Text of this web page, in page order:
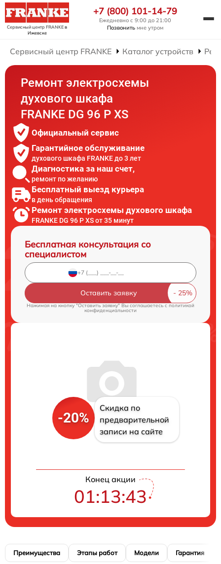
Сервисный центр FRANKEв
Ижевске
+7 (800) 101-14-79
Ежедневно с 9:00 до 21:00
Позвонить мне утром
Сервисный центр FRANKE Каталог устройств
Ремонт электросхемы
духового шкафа
FRANKE DG 96 P XS
Официальный сервис
Гарантийное обслуживание
духового шкафа FRANKE до 3 лет
Диагностика за наш счет,
ремонт по желанию
Бесплатный выезд курьера
в день обращения
Ремонт электросхемы духового шкафа
FRANKE DG 96 P XS от 35 минут
Бесплатная консультация со
специалистом
Оставить заявку
Нажимая на кнопку "Оставить заявку" Вы соглашаетесь cполитикой
конфиденциальности
-20%
Скидка по
предварительной
записи на сайте
Конец акции
01:13:42
Преимущества Этапы работ Модели Гарантия